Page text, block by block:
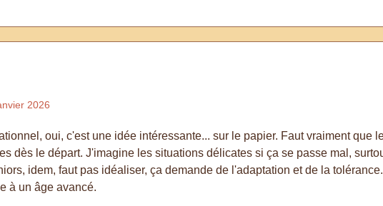
2026
oui, c'est une idée intéressante... sur le papier. Faut vraiment que
dès le départ. J'imagine les situations délicates si ça se passe mal,
idem, faut pas idéaliser, ça demande de l'adaptation et de la
à un âge avancé.